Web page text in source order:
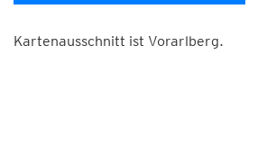
Kartenausschnitt ist Vorarlberg.